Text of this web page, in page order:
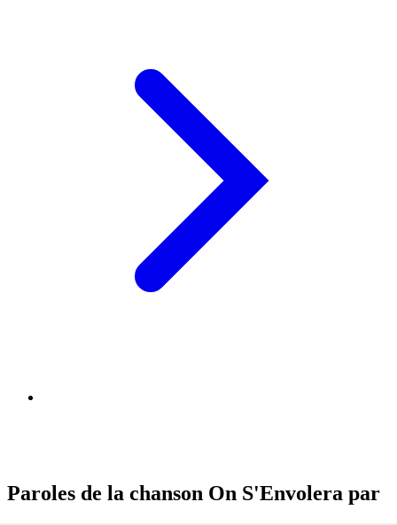
Paroles de la chanson On S'Envolera par